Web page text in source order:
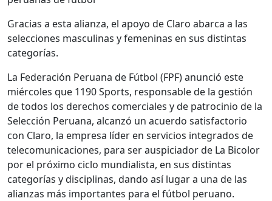
Gracias a esta alianza, el apoyo de Claro abarca a las
selecciones masculinas y femeninas en sus distintas
categorías.
La Federación Peruana de Fútbol (FPF) anunció este
miércoles que 1190 Sports, responsable de la gestión
de todos los derechos comerciales y de patrocinio de la
Selección Peruana, alcanzó un acuerdo satisfactorio
con Claro, la empresa líder en servicios integrados de
telecomunicaciones, para ser auspiciador de La Bicolor
por el próximo ciclo mundialista, en sus distintas
categorías y disciplinas, dando así lugar a una de las
alianzas más importantes para el fútbol peruano.